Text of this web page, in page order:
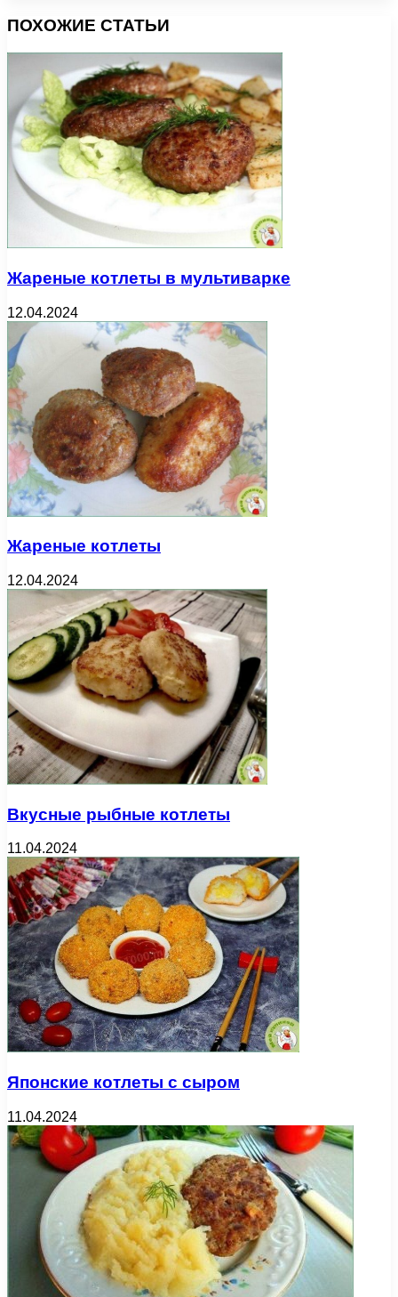
ПОХОЖИЕ СТАТЬИ
Жареные котлеты в мультиварке
12.04.2024
Жареные котлеты
12.04.2024
Вкусные рыбные котлеты
11.04.2024
Японские котлеты с сыром
11.04.2024